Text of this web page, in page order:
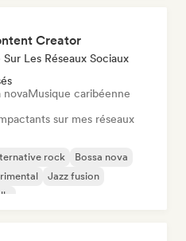
Creator
Les Réseaux Sociaux
novaMusique caribéenne
sur mes réseaux
rock
Bossa nova
Jazz fusion